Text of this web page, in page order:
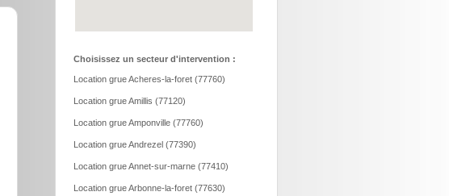
Choisissez un secteur d'intervention :
Location grue Acheres-la-foret (77760)
Location grue Amillis (77120)
Location grue Amponville (77760)
Location grue Andrezel (77390)
Location grue Annet-sur-marne (77410)
Location grue Arbonne-la-foret (77630)